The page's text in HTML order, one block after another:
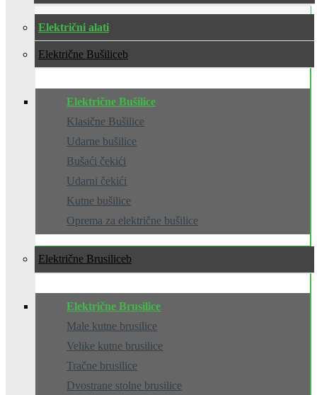
Električni alati
Električne Bušilice
Električne Bušilice
Klasične Bušilice
Udarne bušilice
Bušaći čekići
Udarni čekići
Kutne bušilice
Oprema za električne bušilice
Električne Brusilice
Električne Brusilice
Male kutne brusilice
Velike kutne brusilice
Tračne brusilice
Dvostrane stolne brusilice